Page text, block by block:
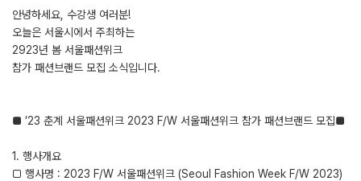
안녕하세요, 수강생 여러분!
오늘은 서울시에서 주최하는
2923년 봄 서울패션위크
참가 패션브랜드 모집 소식입니다.
■ ’23 춘계 서울패션위크 2023 F/W 서울패션위크 참가 패션브랜드 모집■
1. 행사개요
□ 행사명 : 2023 F/W 서울패션위크 (Seoul Fashion Week F/W 2023)